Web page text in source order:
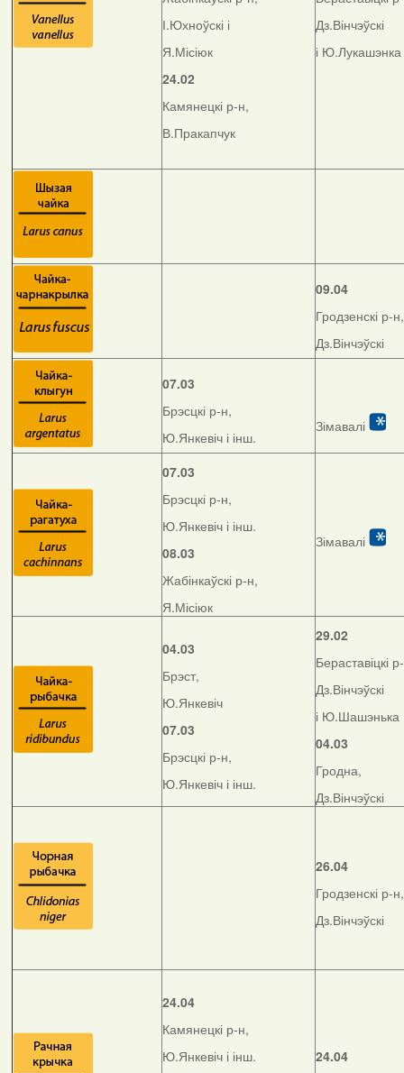
І.Юхноўскі і
Я.Місіюк
24.02
Камянецкі р-н,
В.Пракапчук
Дз.Вінчэўскі
і Ю.Лукашэнка
09.04
Гродзенскі р-н,
Дз.Вінчэўскі
07.03
Брэсцкі р-н,
Ю.Янкевіч і інш.
Зімавалі
07.03
Брэсцкі р-н,
Ю.Янкевіч і інш.
08.03
Жабінкаўскі р-н,
Я.Місіюк
Зімавалі
04.03
Брэст,
Ю.Янкевіч
07.03
Брэсцкі р-н,
Ю.Янкевіч і інш.
29.02
Бераставіцкі
Дз.Вінчэўскі
і Ю.Шашэнька
04.03
Гродна,
Дз.Вінчэўскі
26.04
Гродзенскі р-н,
Дз.Вінчэўскі
24.04
Камянецкі р-н,
Ю.Янкевіч і інш.
24.04